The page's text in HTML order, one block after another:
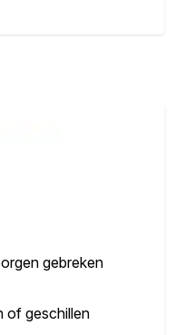
gebreken
of geschillen